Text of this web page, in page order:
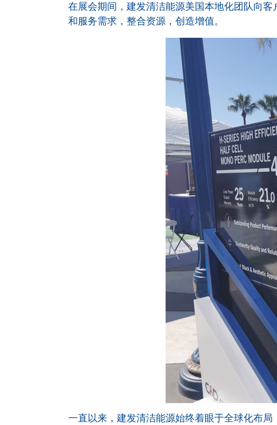
在展会期间，建发清洁能源美国本地化团队向
和服务需求，整合资源，创造增值。
一直以来，建发清洁能源始终着眼于全球化布